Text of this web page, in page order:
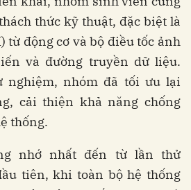
thức kỹ thuật, đặc biệt là
từ động cơ và bộ điều tốc ảnh
và đường truyền dữ liệu.
nghiệm, nhóm đã tối ưu lại
cải thiện khả năng chống
thống.
nhớ nhất đến từ lần thử
tiên, khi toàn bộ hệ thống